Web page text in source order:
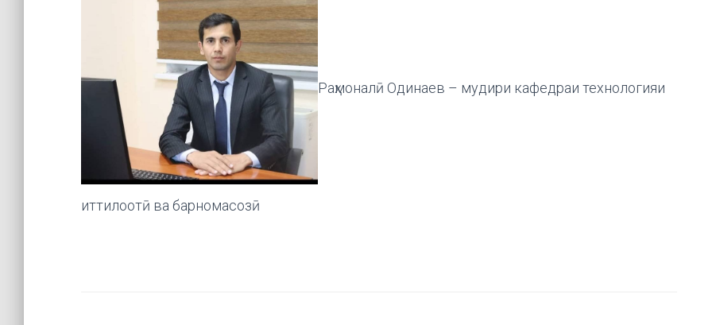
Раҳмоналӣ Одинаев – мудири кафедраи технологияи
иттилоотӣ ва барномасозӣ